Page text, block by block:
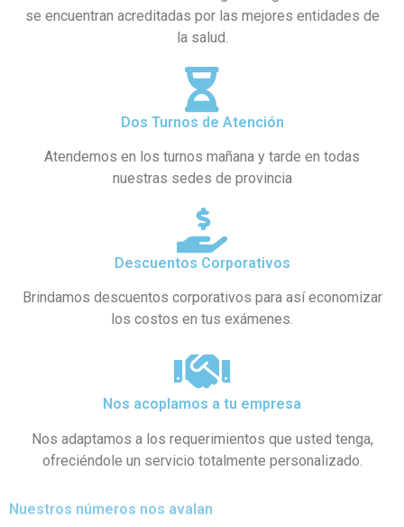
se encuentran acreditadas por las mejores entidades de
la salud.
Dos Turnos de Atención
Atendemos en los turnos mañana y tarde en todas
nuestras sedes de provincia
Descuentos Corporativos
Brindamos descuentos corporativos para así economizar
los costos en tus exámenes.
Nos acoplamos a tu empresa
Nos adaptamos a los requerimientos que usted tenga,
ofreciéndole un servicio totalmente personalizado.
Nuestros números nos avalan